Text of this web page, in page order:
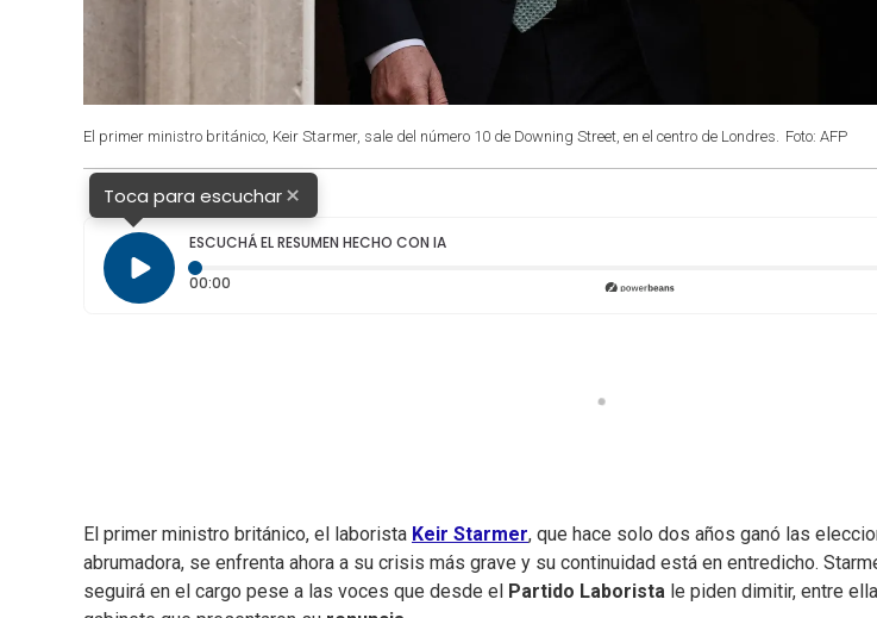
El primer ministro británico, Keir Starmer, sale del número 10 de Downing Street, en el centro de Londres. Foto: AFP
Toca para escuchar×
ESCUCHÁ EL RESUMEN HECHO CON IA
00:00
El primer ministro británico, el laborista Keir Starmer, que hace solo dos años ganó las
abrumadora, se enfrenta ahora a su crisis más grave y su continuidad está en entredicho.
seguirá en el cargo pese a las voces que desde el
Partido Laborista le piden dimitir, entre